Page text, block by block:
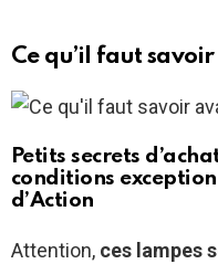
Ce qu’il faut
Petits secrets
conditions
d’Action
Attention, ces lampes